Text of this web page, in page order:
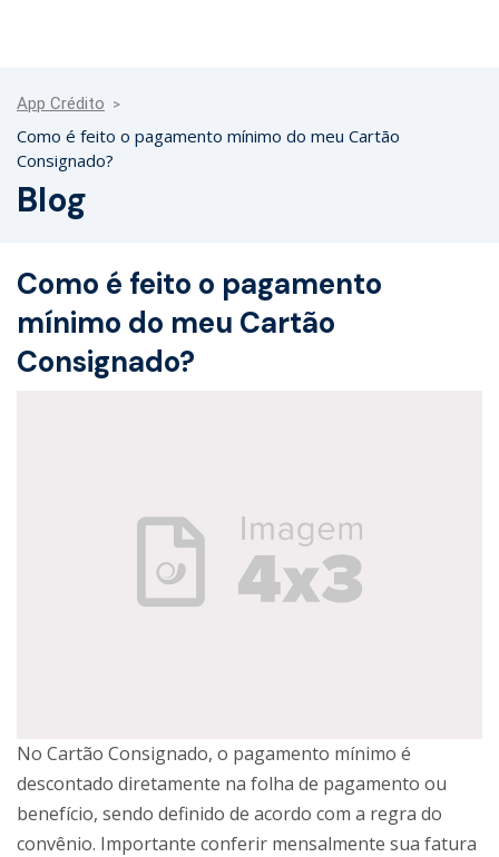
App Crédito
Como é feito o pagamento mínimo do meu Cartão
Consignado?
Blog
Como é feito o pagamento
mínimo do meu Cartão
Consignado?
No Cartão Consignado, o pagamento mínimo é
descontado diretamente na folha de pagamento ou
benefício, sendo definido de acordo com a regra do
convênio. Importante conferir mensalmente sua fatura